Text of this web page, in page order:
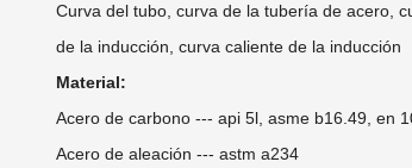
Curva del tubo, curva de la tubería de acero,
de la inducción, curva caliente de la inducción
Material:
Acero de carbono --- api 5l, asme b16.49, en
Acero de aleación --- astm a234